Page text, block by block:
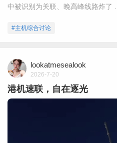
中被识别为关联、晚高峰线路炸了 ...
#主机综合讨论
lookatmesealook
2026-7-20
港机速联，自在逐光